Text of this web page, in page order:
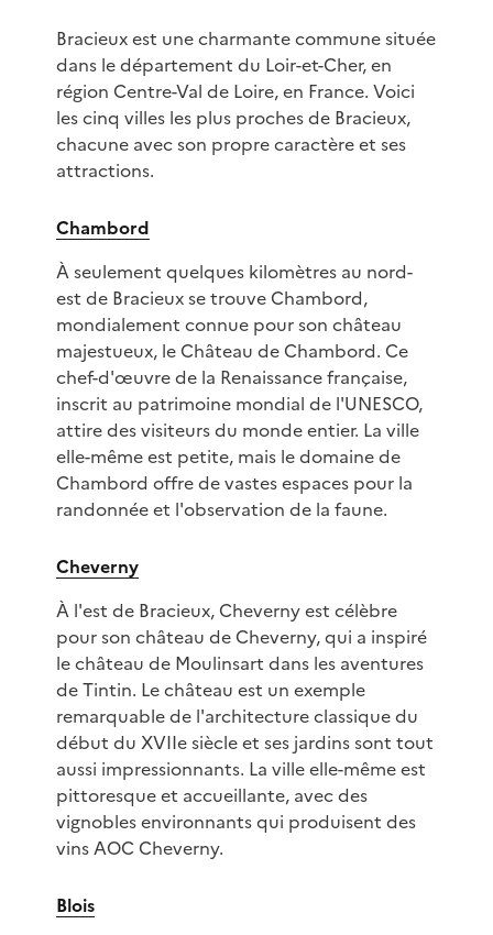
Bracieux est une charmante commune située
dans le département du Loir-et-Cher, en
région Centre-Val de Loire, en France. Voici
les cinq villes les plus proches de Bracieux,
chacune avec son propre caractère et ses
attractions.
Chambord
À seulement quelques kilomètres au nord-
est de Bracieux se trouve Chambord,
mondialement connue pour son château
majestueux, le Château de Chambord. Ce
chef-d'œuvre de la Renaissance française,
inscrit au patrimoine mondial de l'UNESCO,
attire des visiteurs du monde entier. La ville
elle-même est petite, mais le domaine de
Chambord offre de vastes espaces pour la
randonnée et l'observation de la faune.
Cheverny
À l'est de Bracieux, Cheverny est célèbre
pour son château de Cheverny, qui a inspiré
le château de Moulinsart dans les aventures
de Tintin. Le château est un exemple
remarquable de l'architecture classique du
début du XVIIe siècle et ses jardins sont tout
aussi impressionnants. La ville elle-même est
pittoresque et accueillante, avec des
vignobles environnants qui produisent des
vins AOC Cheverny.
Blois